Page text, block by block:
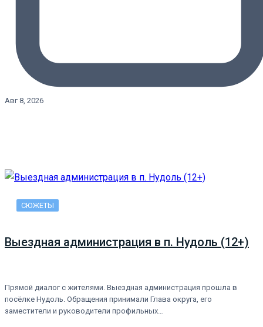
Авг 8, 2026
СЮЖЕТЫ
Выездная администрация в п. Нудоль (12+)
Прямой диалог с жителями. Выездная администрация прошла в
посёлке Нудоль. Обращения принимали Глава округа, его
заместители и руководители профильных…